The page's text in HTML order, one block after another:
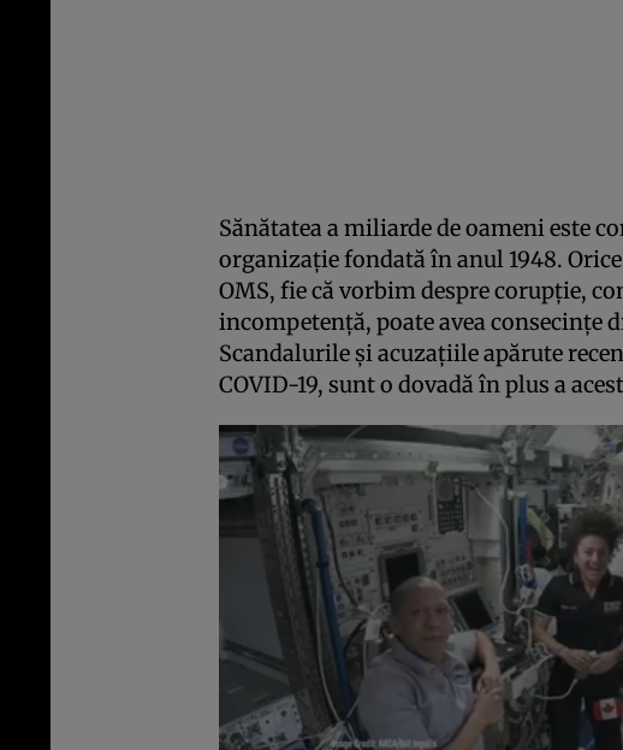
Sănătatea a miliarde de oameni este
organizaţie fondată în anul 1948.
OMS, fie că vorbim despre corupţie,
incompetenţă, poate avea consecinţe
Scandalurile şi acuzaţiile apărute
COVID-19, sunt o dovadă în plus a